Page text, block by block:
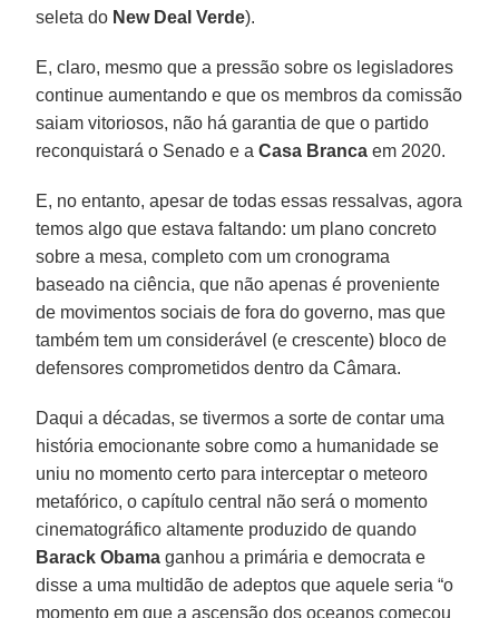
seleta do New Deal Verde).
E, claro, mesmo que a pressão sobre os legisladores
continue aumentando e que os membros da comissão
saiam vitoriosos, não há garantia de que o partido
reconquistará o Senado e aCasa Branca em 2020.
E, no entanto, apesar de todas essas ressalvas, agora
temos algo que estava faltando: um plano concreto
sobre a mesa, completo com um cronograma
baseado na ciência, que não apenas é proveniente
de movimentos sociais de fora do governo, mas que
também tem um considerável (e crescente) bloco de
defensores comprometidos dentro da Câmara.
Daqui a décadas, se tivermos a sorte de contar uma
história emocionante sobre como a humanidade se
uniu no momento certo para interceptar o meteoro
metafórico, o capítulo central não será o momento
cinematográfico altamente produzido de quando
Barack Obama ganhou a primária e democrata e
disse a uma multidão de adeptos que aquele seria “o
momento em que a ascensão dos oceanos começou